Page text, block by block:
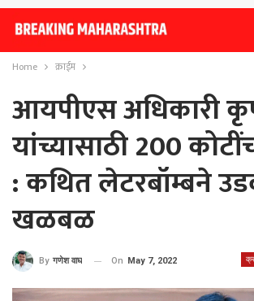
Home क्राईम
आयपीएस अधिकारी
यांच्यासाठी 200
: कथित लेटरबॉम्बने
खळबळ
By गणेश वाघ On May 7, 2022